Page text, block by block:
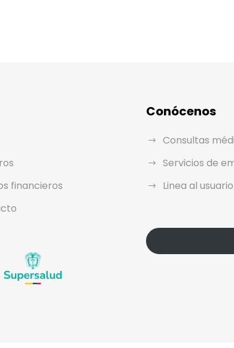
financieros
Conócenos
Consultas
Servicios de
Linea al usuario